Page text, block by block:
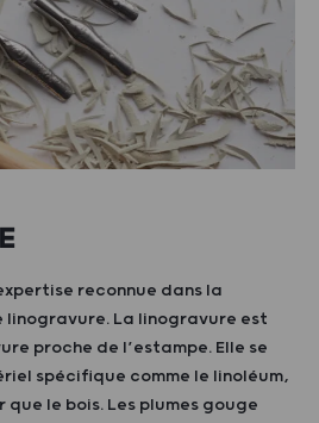
reconnue dans la
La linogravure est
proche de l’estampe. Elle se
spécifique comme le linoléum,
le bois. Les plumes gouge